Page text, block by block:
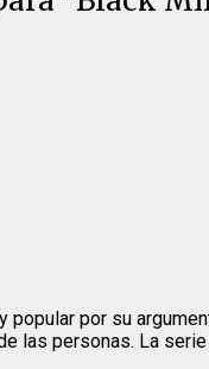
por su
las personas. La